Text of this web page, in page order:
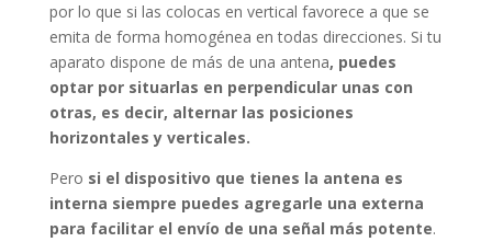
por lo que si las colocas en vertical favorece a que se
emita de forma homogénea en todas direcciones. Si tu
aparato dispone de más de una antena, puedes
optar por situarlas en perpendicular unas con
otras, es decir, alternar las posiciones
horizontales y verticales.
Pero si el dispositivo que tienes la antena es
interna siempre puedes agregarle una externa
para facilitar el envío de una señal más potente.